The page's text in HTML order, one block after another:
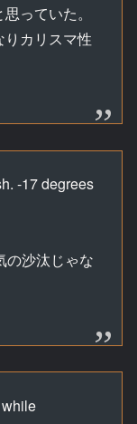
っていた。
カリスマ性
-17 degrees
の沙汰じゃな